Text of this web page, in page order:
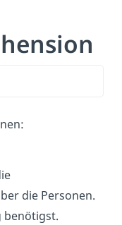
die Personen.
benötigst.